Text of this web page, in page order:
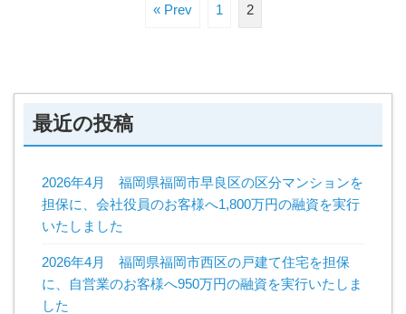
« Prev 1 2
最近の投稿
2026年4月 福岡県福岡市早良区の区分マンションを
担保に、会社役員のお客様へ1,800万円の融資を実行
いたしました
2026年4月 福岡県福岡市西区の戸建て住宅を担保
に、自営業のお客様へ950万円の融資を実行いたしま
した